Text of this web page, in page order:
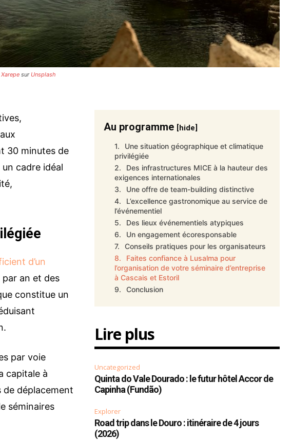
sur Unsplash
30 minutes de
cadre idéal
d’un
par an et des
constitue un
par voie
capitale à
de déplacement
séminaires
Au programme [hide]
Une situation géographique et climatique
privilégiée
Des infrastructures MICE à la hauteur des
exigences internationales
Une offre de team-building distinctive
L’excellence gastronomique au service de
l’événementiel
Des lieux événementiels atypiques
Un engagement écoresponsable
Conseils pratiques pour les organisateurs
Faites confiance à Lusalma pour
l’organisation de votre séminaire d’entreprise
à Cascais et Estoril
Conclusion
Lire plus
Uncategorized
Quinta do Vale Dourado : le futur hôtel Accor de
Capinha (Fundão)
Explorer
Road trip dans le Douro : itinéraire de 4 jours
(2026)